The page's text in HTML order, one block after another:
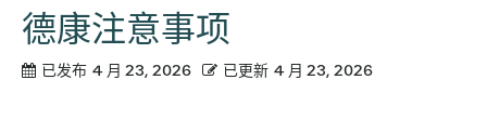
德康注意事项
已发布 4 月 23, 2026 已更新 4 月 23, 2026